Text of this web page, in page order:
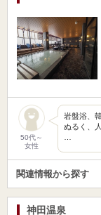
50代～
女性
岩盤浴、
ぬるく、
関連情報から探す
神田温泉